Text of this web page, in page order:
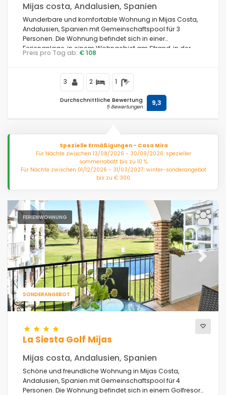
Ihre Auswahl(16)
Spezielle Ermäßigungen
Beliebte Dienste
Einrichtungen
Entfernungen
Anzahl der Sterne
Zusätzliche Dienstleistungen
Blicke
Mijas costa, Andalusien, Spanien
Wunderbare und komfortable Wohnung in Mijas Costa,
Andalusien, Spanien mit Gemeinschaftspool für 3
Personen. Die Wohnung befindet sich in einer
Ferienanlage, in einem Wohngebiet am Strand, in der
Nähe von Restaurants und Bars, Geschäften und
km vom Mittelmeer entfernt.
Preis pro Tag ab: € 108
3 2 1
Durchschnittliche Bewertung
5 Bewertungen 9,3
Spezielle Ermäßigungen - Casa Mira
Für Nächte zwischen 13/08/2026 - 30/09/2026: spezieller
sommerrabatt bis zu 10 %.
Für Nächte zwischen 01/12/2026 - 31/03/2027: winter-sonderangebot
bis zu € 300.
FERIENWOHNUNG
SONDERANGEBOT
Previous Next
La Siesta Golf Mijas
Mijas costa, Andalusien, Spanien
Schöne und freundliche Wohnung in Mijas Costa,
Andalusien, Spanien mit Gemeinschaftspool für 4
Personen. Die Wohnung befindet sich in einem Golfresort,